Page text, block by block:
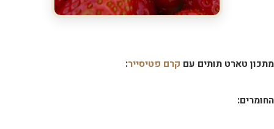
מתכון טארט תותים עם קרם פטיסייר:
החומרים: